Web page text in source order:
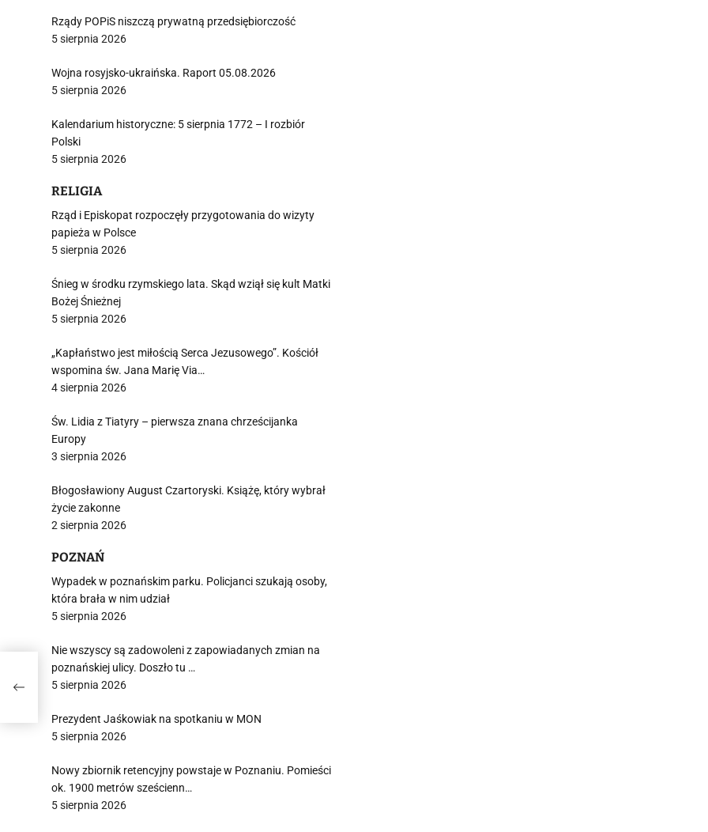
Rządy POPiS niszczą prywatną przedsiębiorczość
5 sierpnia 2026
Wojna rosyjsko-ukraińska. Raport 05.08.2026
5 sierpnia 2026
Kalendarium historyczne: 5 sierpnia 1772 – I rozbiór
Polski
5 sierpnia 2026
RELIGIA
Rząd i Episkopat rozpoczęły przygotowania do wizyty
papieża w Polsce
5 sierpnia 2026
Śnieg w środku rzymskiego lata. Skąd wziął się kult Matki
Bożej Śnieżnej
5 sierpnia 2026
„Kapłaństwo jest miłością Serca Jezusowego”. Kościół
wspomina św. Jana Marię Via…
4 sierpnia 2026
Św. Lidia z Tiatyry – pierwsza znana chrześcijanka
Europy
3 sierpnia 2026
Błogosławiony August Czartoryski. Książę, który wybrał
życie zakonne
2 sierpnia 2026
POZNAŃ
Wypadek w poznańskim parku. Policjanci szukają osoby,
która brała w nim udział
5 sierpnia 2026
Nie wszyscy są zadowoleni z zapowiadanych zmian na
poznańskiej ulicy. Doszło tu …
5 sierpnia 2026
Prezydent Jaśkowiak na spotkaniu w MON
5 sierpnia 2026
Nowy zbiornik retencyjny powstaje w Poznaniu. Pomieści
ok. 1900 metrów sześcienn…
5 sierpnia 2026